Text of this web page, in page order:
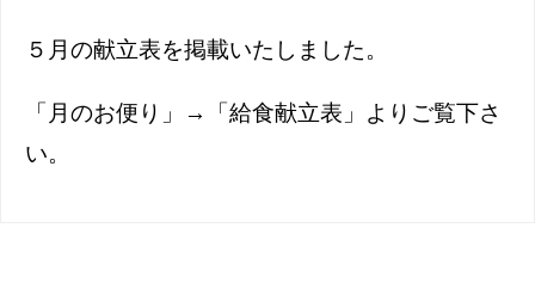
５月の献立表を掲載いたしました。
「月のお便り」→「給食献立表」よりご覧下さ
い。